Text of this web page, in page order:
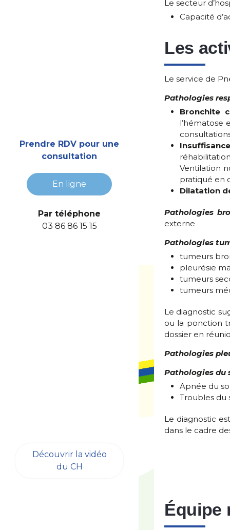
Prendre RDV pour une
consultation
En ligne
Par téléphone
03 86 86 15 15
Découvrir la vidéo
du CH
Le secteur
Capacité
Les
Le service de
Pathologies
Bronchite
l’hématose
Ventilation
pratiqué en
Dilatation
Pathologies
externe
Pathologies
tumeurs
pleurésie
tumeurs
tumeurs
Le diagnostic
ou la ponction
dossier en
Pathologies
Pathologies du
Apnée du
Troubles du
Le diagnostic
dans le cadre
Équipe